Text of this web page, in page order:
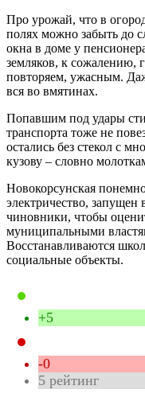
Про урожай, что в
полях можно забыть до
окна в доме у
земляков, к сожалению,
повторяем, ужасным.
вся во вмятинах.
Попавшим под удары
транспорта тоже не
остались без стекол с
кузову – словно
Новокорсунская
электричество, запущен
чиновники, чтобы
муниципальными
Восстанавливаются
социальные объекты.
+5
-0
5 рейтинг